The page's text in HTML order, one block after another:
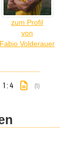
zum Profil
von
Fabio Volderauer
1 : 4 (1)